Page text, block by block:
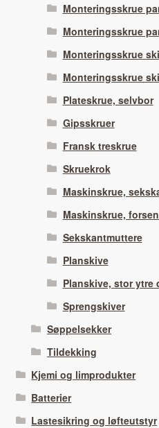
Monteringsskrue
Monteringsskrue
Monteringsskrue
Monteringsskrue
Plateskrue, selvbor
Gipsskruer
Fransk treskrue
Skruekrok
Maskinskrue,
Maskinskrue,
Sekskantmuttere
Planskive
Planskive, stor ytre
Sprengskiver
Søppelsekker
Tildekking
Kjemi og limprodukter
Batterier
Lastesikring og løfteutstyr